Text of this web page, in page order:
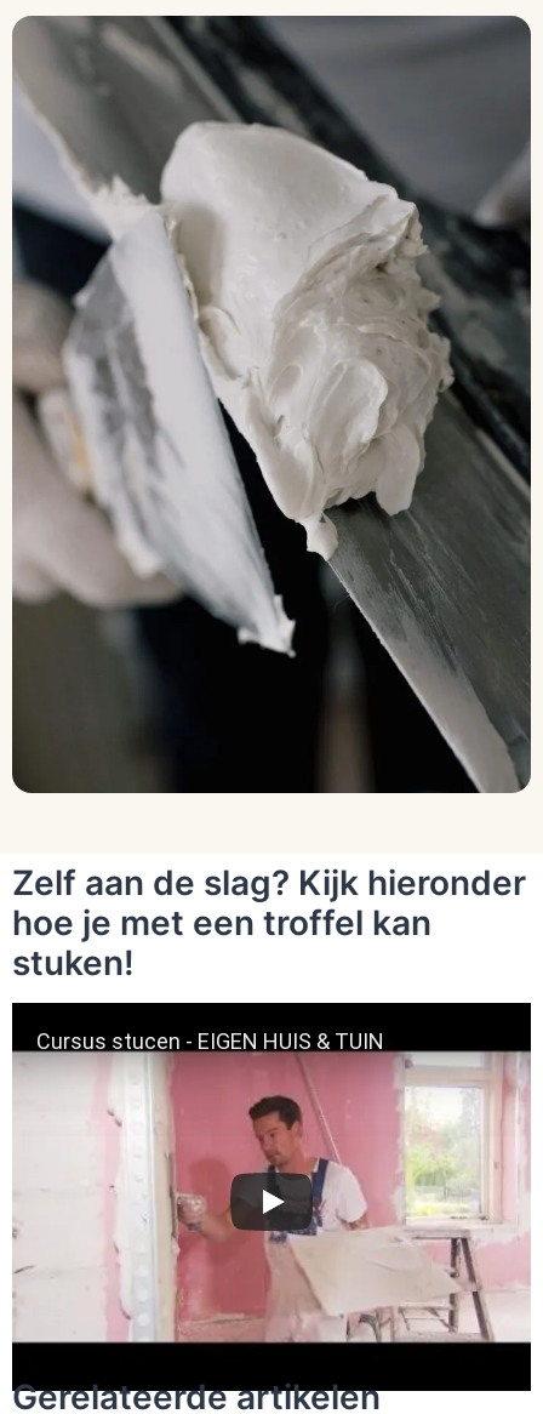
Zelf aan de slag? Kijk hieronder
hoe je met een troffel kan
stuken!
Cursus stucen - EIGEN HUIS & TUIN
Gerelateerde artikelen